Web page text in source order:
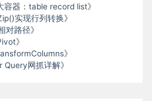
容器：table record list》
实现行列转换》
对路径》
》
》
Query网抓详解》